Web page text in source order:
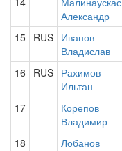
Александр
15 RUS Иванов
Владислав
16 RUS Рахимов
Ильтан
17
Корепов
Владимир
18
Лобанов